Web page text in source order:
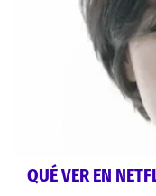
QUÉ VER EN